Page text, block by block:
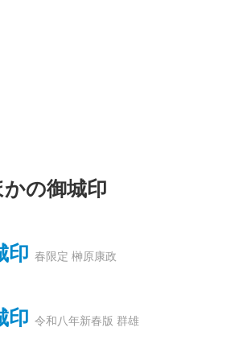
の御城印
印 春限定 榊原康政
印 令和八年新春版 群雄